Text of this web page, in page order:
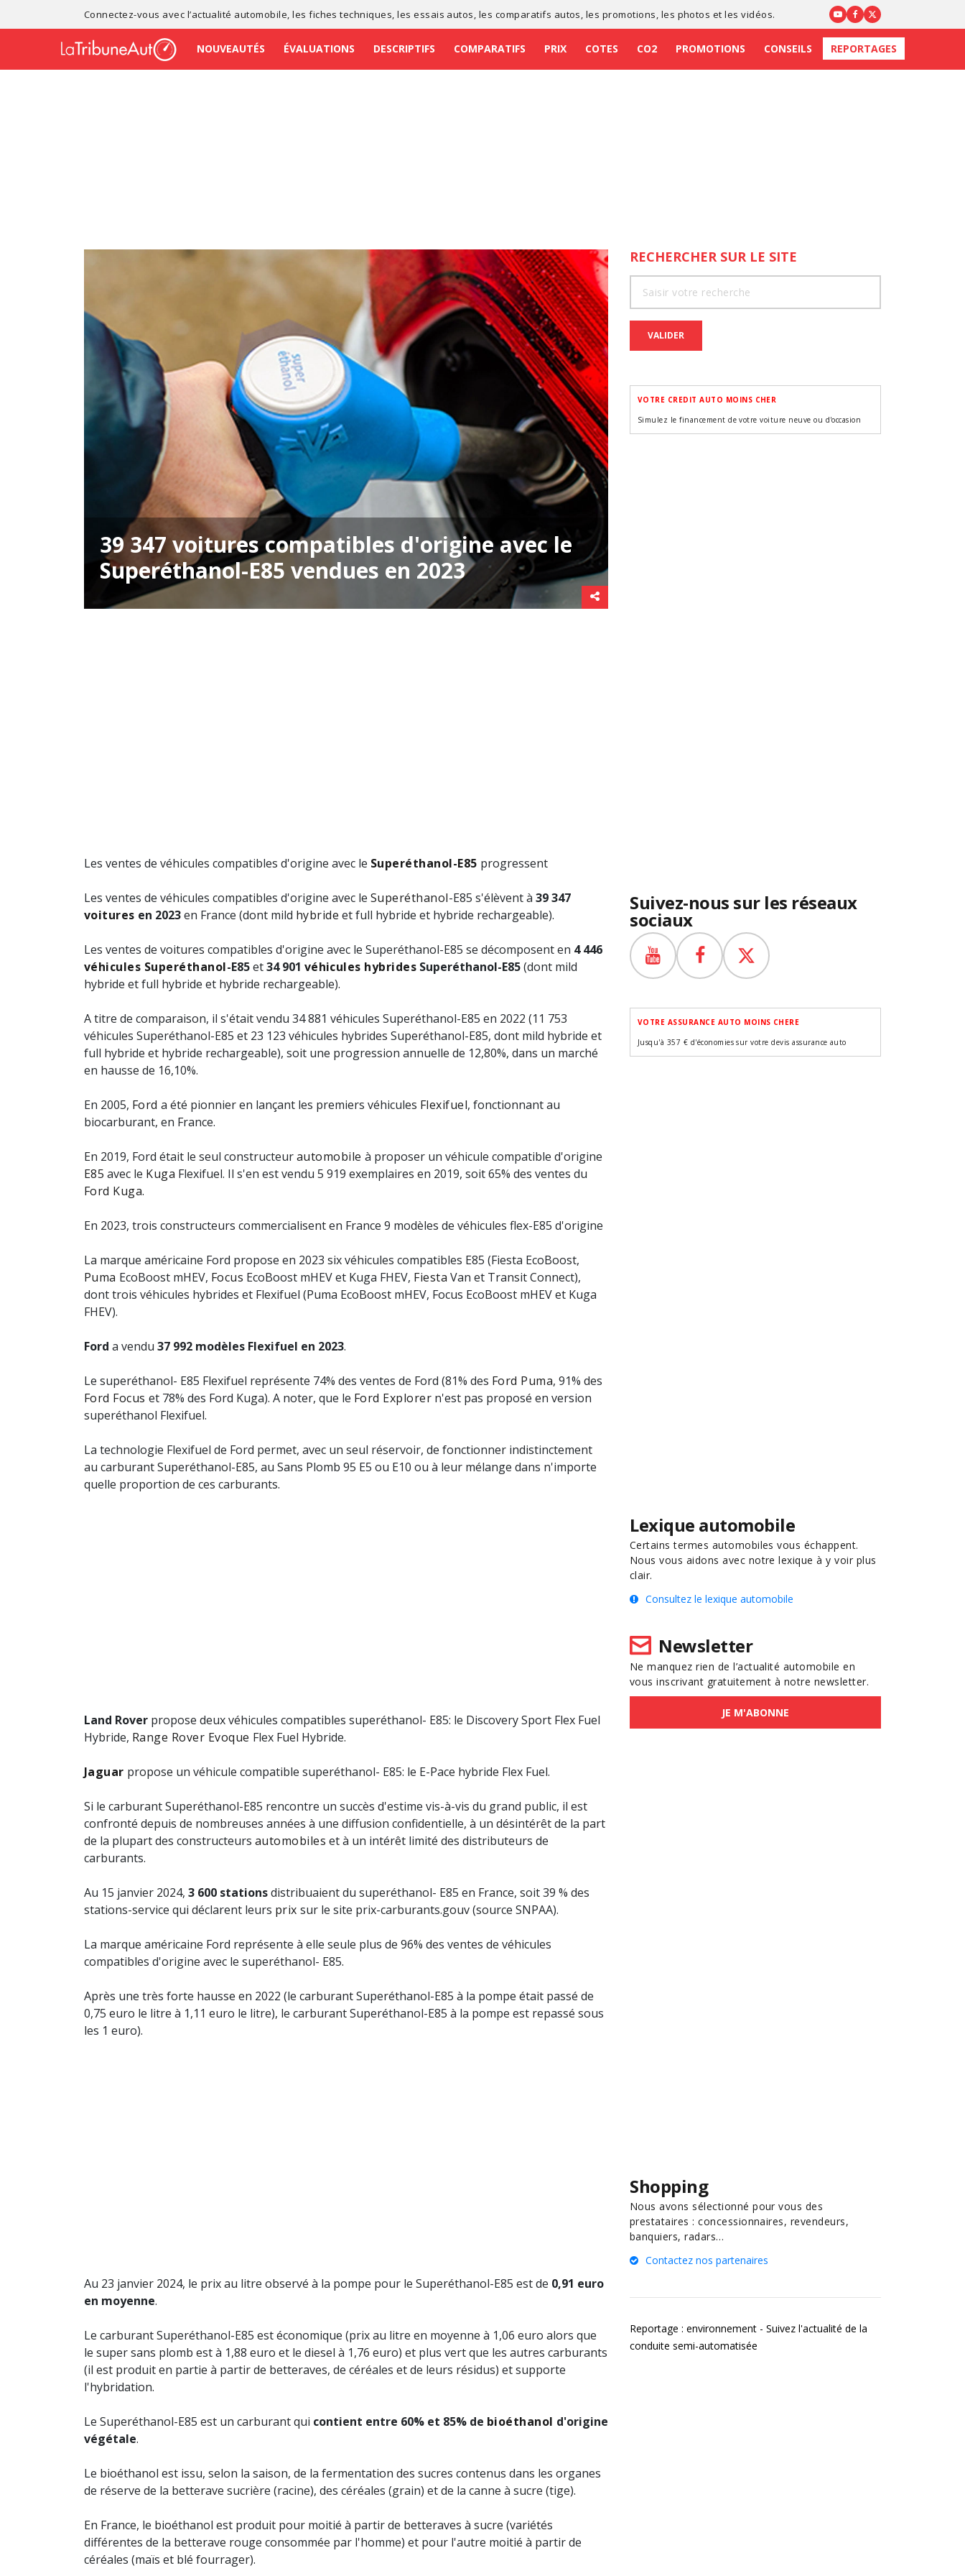
Connectez-vous avec l’actualité automobile , lesfiches techniques , lesessais autos , les comparatifs autos , les promotions , les photos et les vidéos.
NOUVEAUTÉS ÉVALUATIONS DESCRIPTIFS COMPARATIFS PRIX COTES CO2 PROMOTIONS CONSEILS REPORTAGES
39 347 voitures compatibles d'origine avec le
Superéthanol-E85 vendues en 2023
Les ventes de véhicules compatibles d'origine avec le Superéthanol-E85 progressent
Les ventes de véhicules compatibles d'origine avec le Superéthanol-E85 s'élèvent à 39 347
voitures en 2023en France (dont mild hybride et full hybride et hybride rechargeable).
Les ventes de voitures compatibles d'origine avec le Superéthanol-E85 se décomposent en 4 446
véhicules Superéthanol-E85et34 901 véhicules hybrides Superéthanol-E85(dont mild
hybride et full hybride et hybride rechargeable).
A titre de comparaison, il s'était vendu 34 881 véhicules Superéthanol-E85 en 2022 (11 753
véhicules Superéthanol-E85 et 23 123 véhicules hybrides Superéthanol-E85, dont mild hybride et
full hybride et hybride rechargeable), soit une progression annuelle de 12,80%, dans un marché
en hausse de 16,10%.
En 2005, Ford a été pionnier en lançant les premiers véhicules Flexifuel, fonctionnant au
biocarburant, en France.
En 2019, Ford était le seul constructeurautomobile à proposer un véhicule compatible d'origine
E85 avec le Kuga Flexifuel. Il s'en est vendu 5 919 exemplaires en 2019, soit 65% des ventes du
Ford Kuga.
En 2023, trois constructeurs commercialisent en France 9 modèles de véhicules flex-E85 d'origine
La marque américaine Ford propose en 2023 six véhicules compatibles E85 (Fiesta EcoBoost,
Puma EcoBoost mHEV, Focus EcoBoost mHEV et Kuga FHEV, Fiesta Van et Transit Connect),
dont trois véhicules hybrides et Flexifuel (Puma EcoBoost mHEV, Focus EcoBoost mHEV et Kuga
FHEV).
Ford a vendu 37 992 modèles Flexifuel en 2023.
Le superéthanol- E85 Flexifuel représente 74% des ventes de Ford (81% des Ford Puma, 91% des
Ford Focus et 78% des Ford Kuga). A noter, que le Ford Explorer n'est pas proposé en version
superéthanol Flexifuel.
La technologie Flexifuel de Ford permet, avec un seul réservoir, de fonctionner indistinctement
au carburant Superéthanol-E85, au Sans Plomb 95 E5 ou E10 ou à leur mélange dans n'importe
quelle proportion de ces carburants.
Land Rover propose deux véhicules compatibles superéthanol- E85: le Discovery Sport Flex Fuel
Hybride, Range Rover Evoque Flex Fuel Hybride.
Jaguar propose un véhicule compatible superéthanol- E85: le E-Pace hybride Flex Fuel.
Si le carburant Superéthanol-E85 rencontre un succès d'estime vis-à-vis du grand public, il est
confronté depuis de nombreuses années à une diffusion confidentielle, à un désintérêt de la part
de la plupart des constructeurs automobiles et à un intérêt limité des distributeurs de
carburants.
Au 15 janvier 2024, 3 600 stationsdistribuaient du superéthanol- E85 en France, soit 39 % des
stations-service qui déclarent leurs prix sur le site prix-carburants.gouv (source SNPAA).
La marque américaine Ford représente à elle seule plus de 96% des ventes de véhicules
compatibles d'origine avec le superéthanol- E85.
Après une très forte hausse en 2022 (le carburant Superéthanol-E85 à la pompe était passé de
0,75 euro le litre à 1,11 euro le litre), le carburant Superéthanol-E85 à la pompe est repassé sous
les 1 euro).
Au 23 janvier 2024, le prix au litre observé à la pompe pour le Superéthanol-E85 est de 0,91 euro
en moyenne.
Le carburant Superéthanol-E85 est économique (prix au litre en moyenne à 1,06 euro alors que
le super sans plomb est à 1,88 euro et le diesel à 1,76 euro) et plus vert que les autres carburants
(il est produit en partie à partir de betteraves, de céréales et de leurs résidus) et supporte
l'hybridation.
Le Superéthanol-E85 est un carburant qui contient entre 60% et 85% de bioéthanol d'origine
végétale.
Le bioéthanol est issu, selon la saison, de la fermentation des sucres contenus dans les organes
de réserve de la betterave sucrière (racine), des céréales (grain) et de la canne à sucre (tige).
En France, le bioéthanol est produit pour moitié à partir de betteraves à sucre (variétés
différentes de la betterave rouge consommée par l'homme) et pour l'autre moitié à partir de
céréales (maïs et blé fourrager).
RECHERCHER SUR LE SITE
VALIDER
VOTRE CREDIT AUTO MOINS CHER
Simulez le financement de votre voiture neuve ou d'occasion
Suivez-nous sur les réseaux
sociaux
VOTRE ASSURANCE AUTO MOINS CHERE
Jusqu'à 357 € d'économies sur votre devis assurance auto
Lexique automobile
Certains termes automobiles vous échappent.
Nous vous aidons avec notre lexique à y voir plus
clair.
Consultez le lexique automobile
Newsletter
Ne manquez rien de l’actualité automobile en
vous inscrivant gratuitement à notre newsletter.
JE M'ABONNE
Shopping
Nous avons sélectionné pour vous des
prestataires : concessionnaires, revendeurs,
banquiers, radars…
Contactez nos partenaires
Reportage : environnement - Suivez l'actualité de la
conduite semi-automatisée